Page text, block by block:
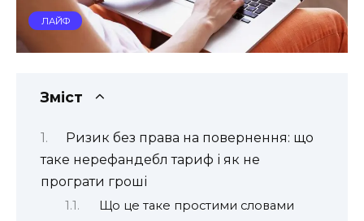
ЛАЙФ
Зміст
Ризик без права на повернення: що
таке нерефандебл тариф і як не
програти гроші
Що це таке простими словами